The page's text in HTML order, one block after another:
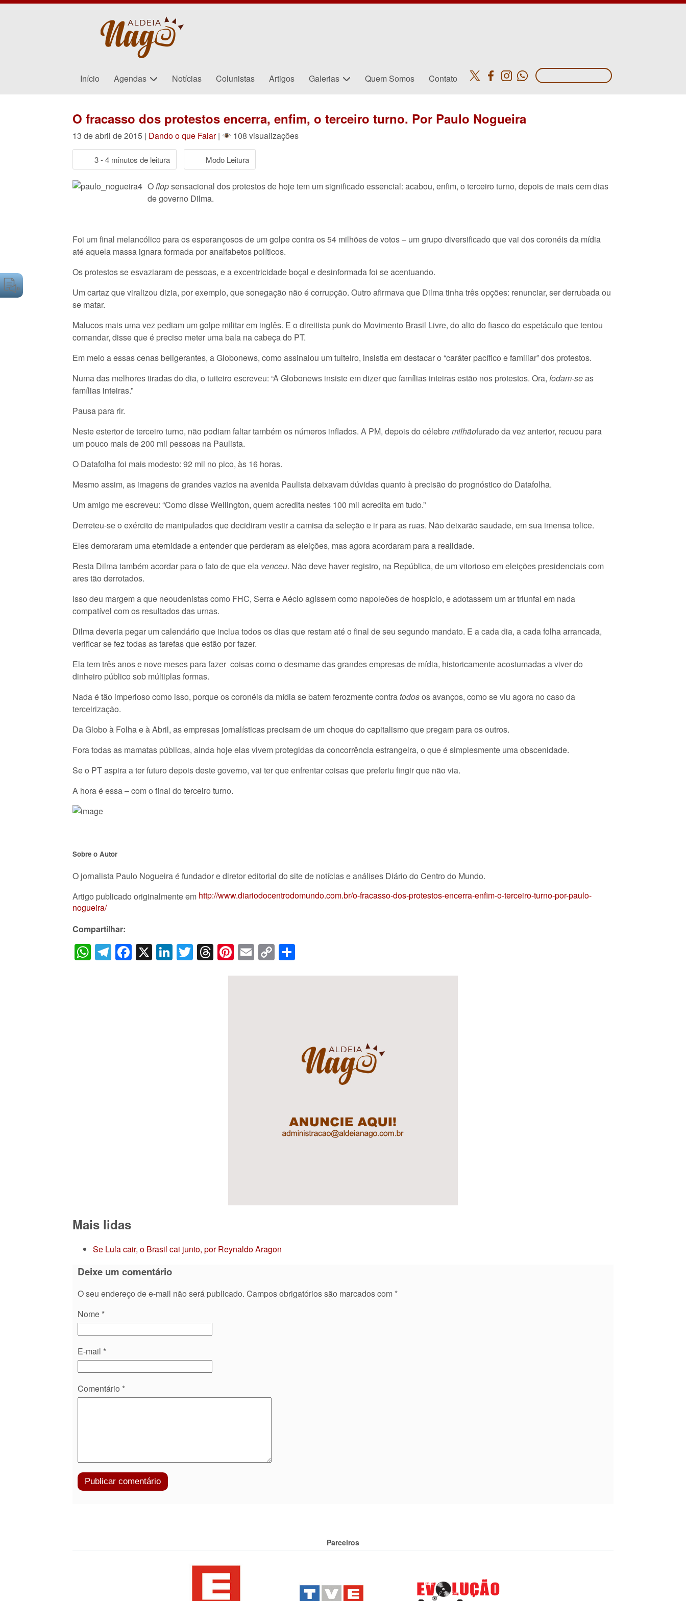
Início Agendas Notícias Colunistas Artigos Galerias Quem Somos Contato
O fracasso dos protestos encerra, enfim, o terceiro turno. Por Paulo Nogueira
13 de abril de 2015 | Dando o que Falar| 108 visualizações
3 - 4 minutos de leitura Modo Leitura
Oflopsensacional dos protestos de hoje tem um significado essencial: acabou, enfim, o terceiro turno, depois de mais cem dias
de governo Dilma.
Foi um final melancólico para os esperançosos de um golpe contra os 54 milhões de votos – um grupo diversificado que vai dos coronéis da mídia
até aquela massa ignara formada por analfabetos políticos.
Os protestos se esvaziaram de pessoas, e a excentricidade boçal e desinformada foi se acentuando.
Um cartaz que viralizou dizia, por exemplo, que sonegação não é corrupção. Outro afirmava que Dilma tinha três opções: renunciar, ser derrubada ou
se matar.
Malucos mais uma vez pediam um golpe militar em inglês. E o direitista punk do Movimento Brasil Livre, do alto do fiasco do espetáculo que tentou
comandar, disse que é preciso meter uma bala na cabeça do PT.
Em meio a essas cenas beligerantes, a Globonews, como assinalou um tuiteiro, insistia em destacar o “caráter pacífico e familiar” dos protestos.
Numa das melhores tiradas do dia, o tuiteiro escreveu: “A Globonews insiste em dizer que famílias inteiras estão nos protestos. Ora, fodam-seas
famílias inteiras.”
Pausa para rir.
Neste estertor de terceiro turno, não podiam faltar também os números inflados. A PM, depois do célebremilhãofurado da vez anterior, recuou para
um pouco mais de 200 mil pessoas na Paulista.
O Datafolha foi mais modesto: 92 mil no pico, às 16 horas.
Mesmo assim, as imagens de grandes vazios na avenida Paulista deixavam dúvidas quanto à precisão do prognóstico do Datafolha.
Um amigo me escreveu: “Como disse Wellington, quem acredita nestes 100 mil acredita em tudo.”
Derreteu-se o exército de manipulados que decidiram vestir a camisa da seleção e ir para as ruas. Não deixarão saudade, em sua imensa tolice.
Eles demoraram uma eternidade a entender que perderam as eleições, mas agora acordaram para a realidade.
Resta Dilma também acordar para o fato de que ela venceu. Não deve haver registro, na República, de um vitorioso em eleições presidenciais com
ares tão derrotados.
Isso deu margem a que neoudenistas como FHC, Serra e Aécio agissem como napoleões de hospício, e adotassem um ar triunfal em nada
compatível com os resultados das urnas.
Dilma deveria pegar um calendário que inclua todos os dias que restam até o final de seu segundo mandato. E a cada dia, a cada folha arrancada,
verificar se fez todas as tarefas que estão por fazer.
Ela tem três anos e nove meses para fazer coisas como o desmame das grandes empresas de mídia, historicamente acostumadas a viver do
dinheiro público sob múltiplas formas.
Nada é tão imperioso como isso, porque os coronéis da mídia se batem ferozmente contratodosos avanços, como se viu agora no caso da
terceirização.
Da Globo à Folha e à Abril, as empresas jornalísticas precisam de um choque do capitalismo que pregam para os outros.
Fora todas as mamatas públicas, ainda hoje elas vivem protegidas da concorrência estrangeira, o que é simplesmente uma obscenidade.
Se o PT aspira a ter futuro depois deste governo, vai ter que enfrentar coisas que preferiu fingir que não via.
A hora é essa – com o final do terceiro turno.
Sobre o Autor
O jornalista Paulo Nogueira é fundador e diretor editorial do site de notícias e análises Diário do Centro do Mundo.
Artigo publicado originalmente em http://www.diariodocentrodomundo.com.br/o-fracasso-dos-protestos-encerra-enfim-o-terceiro-turno-por-paulo-
nogueira/
Compartilhar:
WhatsApp
Telegram
Facebook
X LinkedIn
Twitter
Threads
Pinterest
Email
Copy
Mais lidas
Se Lula cair, o Brasil cai junto, por Reynaldo Aragon
Deixe um comentário
O seu endereço de e-mail não será publicado. Campos obrigatórios são marcados com *
Nome *
E-mail *
Comentário *
Parceiros